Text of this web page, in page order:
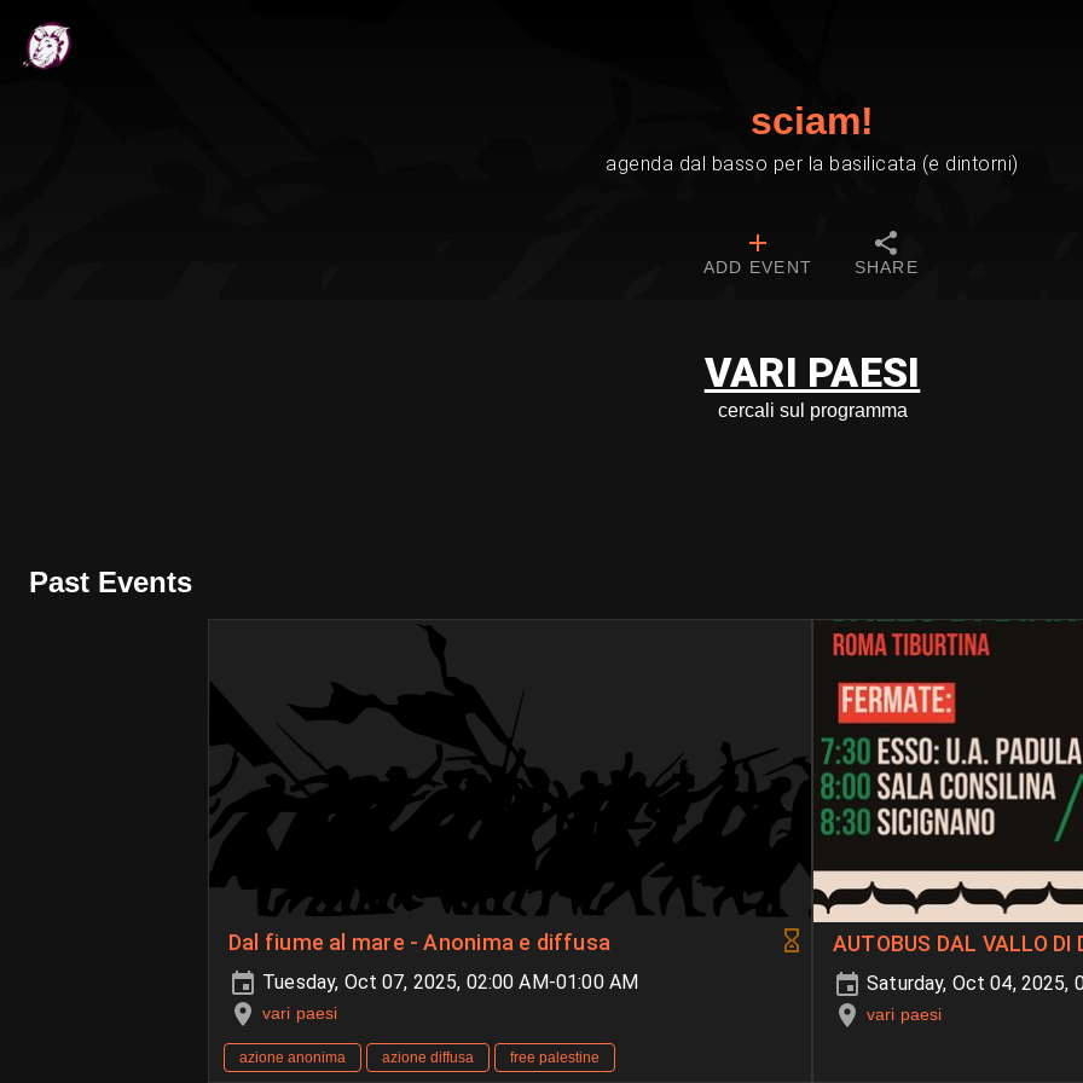
sciam!
agenda dal basso per la basilicata (e dintorni)
ADD EVENT SHARE
VARI PAESI
cercali sul programma
Past Events
Dal fiume al mare - Anonima e diffusa
Tuesday, Oct 07, 2025, 02:00 AM-01:00 AM
vari paesi
azione anonima azione diffusa free palestine
AUTOBUS DAL VALLO DI
Saturday, Oct 04, 2025,
vari paesi